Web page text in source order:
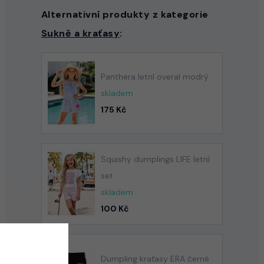
Alternativní produkty z kategorie
Sukně a kraťasy:
Panthera letní overal modrý
skladem
175 Kč
Squishy dumplings LIFE letní
set
skladem
100 Kč
Dumpling kraťasy ERA černé